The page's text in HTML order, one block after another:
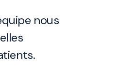
nous